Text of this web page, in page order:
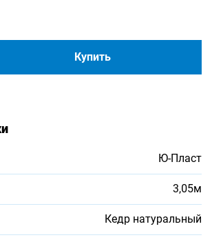
Купить
Ю-Пласт
3,05м
Кедр натуральный